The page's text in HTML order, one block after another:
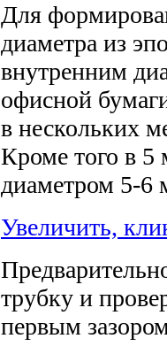
Для
диаметра из
внутренним
офисной
в нескольких
Кроме того в 5
диаметром 5-6
Увеличить,
трубку и
первым